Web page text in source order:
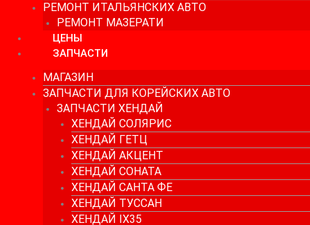
РЕМОНТ ИТАЛЬЯНСКИХ АВТО
РЕМОНТ МАЗЕРАТИ
ЦЕНЫ
ЗАПЧАСТИ
МАГАЗИН
ЗАПЧАСТИ ДЛЯ КОРЕЙСКИХ АВТО
ЗАПЧАСТИ ХЕНДАЙ
ХЕНДАЙ СОЛЯРИС
ХЕНДАЙ ГЕТЦ
ХЕНДАЙ АКЦЕНТ
ХЕНДАЙ СОНАТА
ХЕНДАЙ САНТА ФЕ
ХЕНДАЙ ТУССАН
ХЕНДАЙ IX35